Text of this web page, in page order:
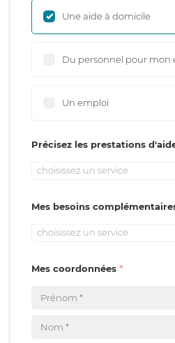
Une aide à domicile
Du personnel pour mon
Un emploi
Précisez les prestations
choisissez un service
Mes besoins
choisissez un service
Mes coordonnées